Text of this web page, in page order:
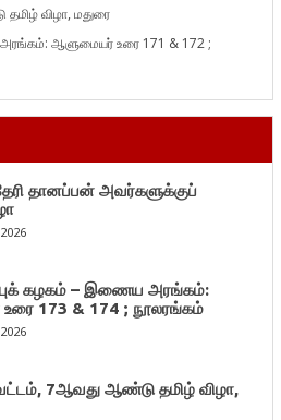
விழா, மதுரை
ஆளுமையர் உரை 171 & 172 ;
தானப்பன் அவர்களுக்குப்
கழகம் – இணைய அரங்கம்:
173 & 174 ; நூலரங்கம்
வட்டம், 7ஆவது ஆண்டு தமிழ் விழா,